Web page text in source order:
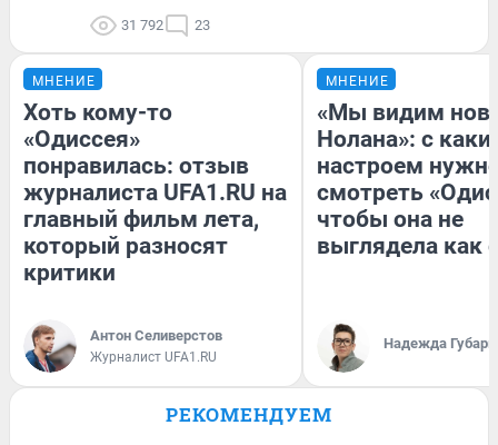
31 792 23
МНЕНИЕ
Хоть кому-то
«Одиссея»
понравилась: отзыв
журналиста UFA1.RU на
главный фильм лета,
который разносят
критики
Антон Селиверстов
Журналист UFA1.RU
МНЕНИЕ
«Мы видим
Нолана»: с
настроем
смотреть
чтобы она не
выглядела как
Надежда Губарь
РЕКОМЕНДУЕМ